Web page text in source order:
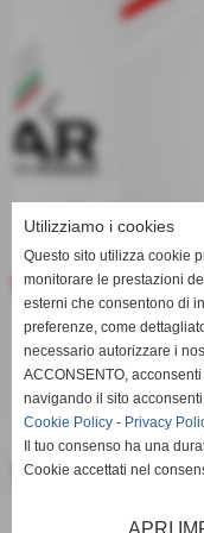
keyboard_arrow_left
keyboard_arrow_left
Utilizziamo i cookies
Questo sito utilizza cookie
monitorare le prestazioni
esterni che consentono di
preferenze, come
necessario autorizzare i
ACCONSENTO,
navigando il sito
Cookie Policy - Privacy
Il tuo consenso ha una
Cookie accettati nel
APRI